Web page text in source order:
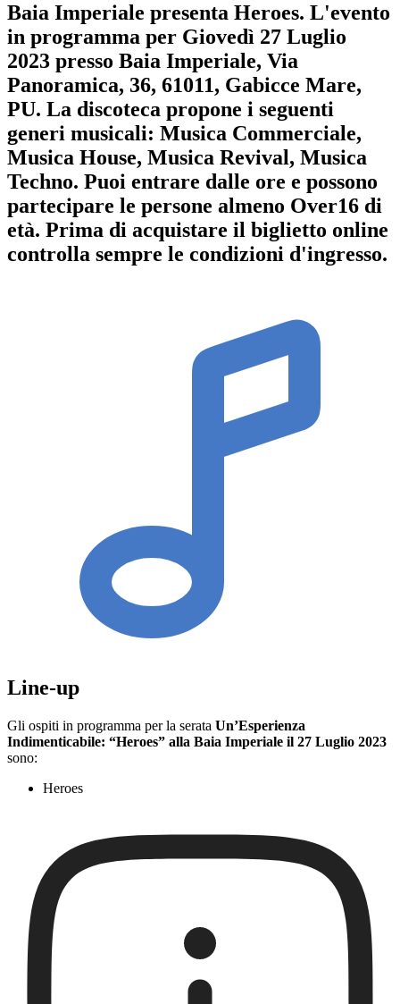
Baia Imperiale presenta Heroes. L'evento
in programma per Giovedì 27 Luglio
2023 presso Baia Imperiale, Via
Panoramica, 36, 61011, Gabicce Mare,
PU. La discoteca propone i seguenti
generi musicali: Musica Commerciale,
Musica House, Musica Revival, Musica
Techno. Puoi entrare dalle ore e possono
partecipare le persone almeno Over16 di
età. Prima di acquistare il biglietto online
controlla sempre le condizioni d'ingresso.
Line-up
Gli ospiti in programma per la serata Un’Esperienza
Indimenticabile: “Heroes” alla Baia Imperiale il 27 Luglio 2023
sono:
Heroes